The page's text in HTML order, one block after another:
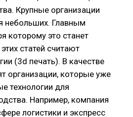
Крупные организации
небольших. Главным
которому это станет
статей считают
(3d печать). В качестве
организации, которые уже
технологии для
Например, компания
логистики и экспресс